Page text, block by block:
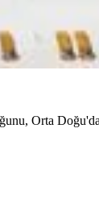
Orta